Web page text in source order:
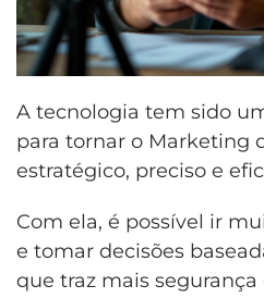
A tecnologia tem sido
para tornar o Marketing
estratégico, preciso e
Com ela, é possível ir
e tomar decisões
que traz mais segurança